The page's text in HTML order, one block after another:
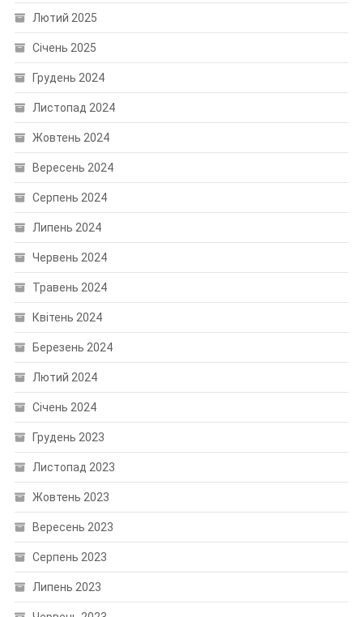
Лютий 2025
Січень 2025
Грудень 2024
Листопад 2024
Жовтень 2024
Вересень 2024
Серпень 2024
Липень 2024
Червень 2024
Травень 2024
Квітень 2024
Березень 2024
Лютий 2024
Січень 2024
Грудень 2023
Листопад 2023
Жовтень 2023
Вересень 2023
Серпень 2023
Липень 2023